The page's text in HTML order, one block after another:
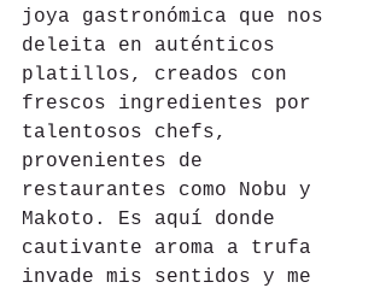
joya gastronómica que nos
deleita en auténticos
platillos, creados con
frescos ingredientes por
talentosos chefs,
provenientes de
restaurantes como Nobu y
Makoto. Es aquí donde
cautivante aroma a trufa
invade mis sentidos y me